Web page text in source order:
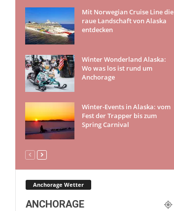
Mit Norwegian Cruise Line die
raue Landschaft von Alaska
entdecken
Winter Wonderland Alaska:
Wo was los ist rund um
Anchorage
Winter-Events in Alaska: vom
Fest der Trapper bis zum
Spring Carnival
Anchorage Wetter
ANCHORAGE